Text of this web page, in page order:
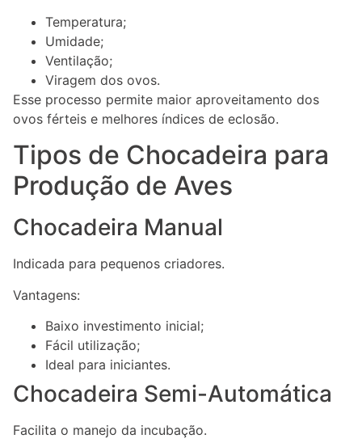
Temperatura;
Umidade;
Ventilação;
Viragem dos ovos.
Esse processo permite maior aproveitamento dos
ovos férteis e melhores índices de eclosão.
Tipos de Chocadeira para
Produção de Aves
Chocadeira Manual
Indicada para pequenos criadores.
Vantagens:
Baixo investimento inicial;
Fácil utilização;
Ideal para iniciantes.
Chocadeira Semi-Automática
Facilita o manejo da incubação.